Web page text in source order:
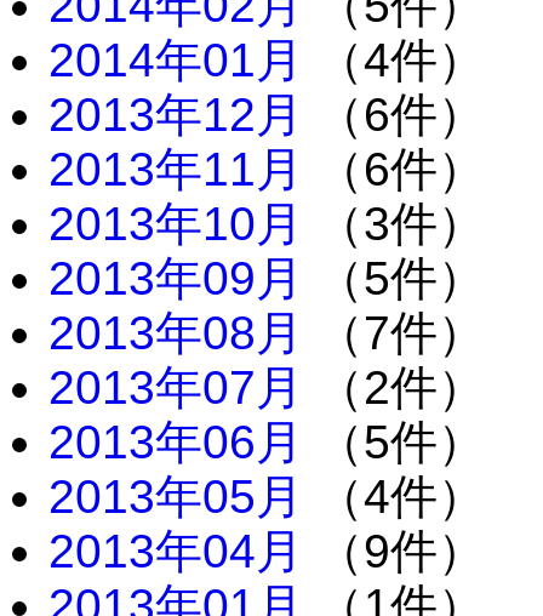
2014年01月
（4件）
2013年12月
（6件）
2013年11月
（6件）
2013年10月
（3件）
2013年09月
（5件）
2013年08月
（7件）
2013年07月
（2件）
2013年06月
（5件）
2013年05月
（4件）
2013年04月
（9件）
2013年01月
（1件）